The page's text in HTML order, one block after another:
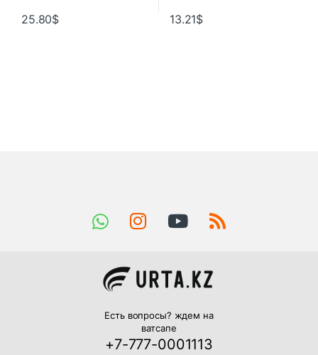
25.80$ 13.21$
Есть вопросы? ждем на
ватсапе
+7-777-0001113